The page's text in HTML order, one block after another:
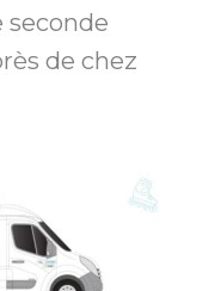
seconde
de chez